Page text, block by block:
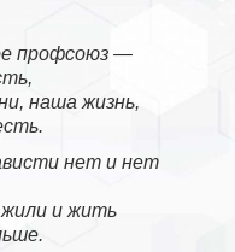
наша жизнь,
и жить